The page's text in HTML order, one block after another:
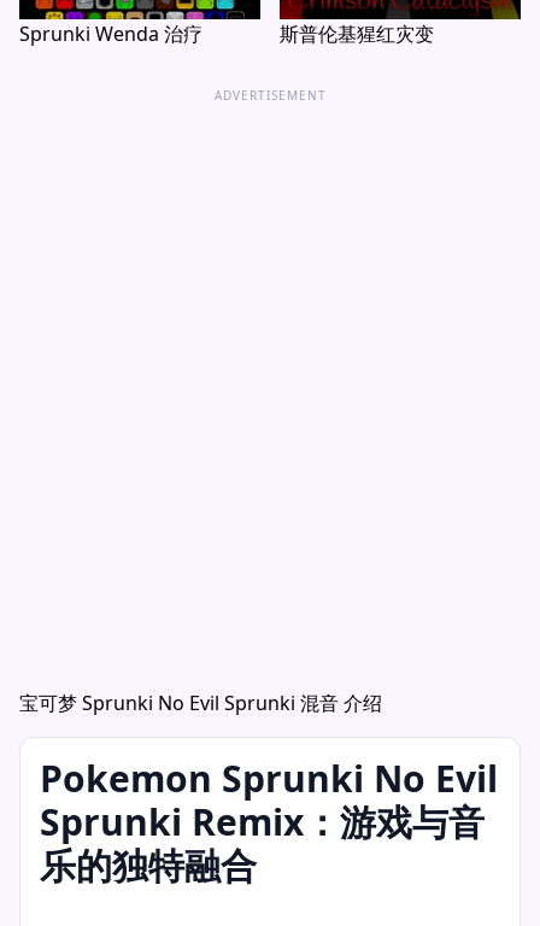
Sprunki Wenda 治疗 斯普伦基猩红灾变
ADVERTISEMENT
宝可梦 Sprunki No Evil Sprunki 混音 介绍
Pokemon Sprunki No Evil
Sprunki Remix：游戏与音
乐的独特融合